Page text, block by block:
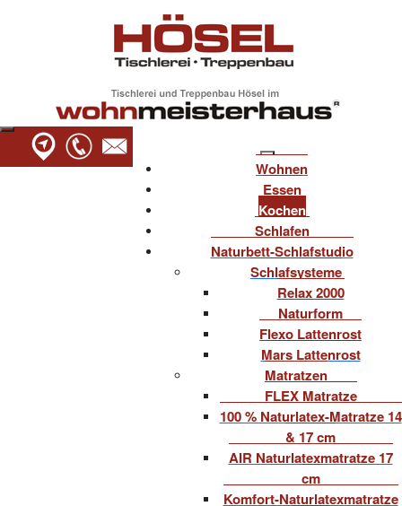
Wohnen
Essen
Kochen
Schlafen
Naturbett-Schlafstudio
Schlafsysteme
Relax 2000
Naturform
Flexo Lattenrost
Mars Lattenrost
Matratzen
FLEX Matratze
100 % Naturlatex-Matratze 14
& 17 cm
AIR Naturlatexmatratze 17
cm
Komfort-Naturlatexmatratze